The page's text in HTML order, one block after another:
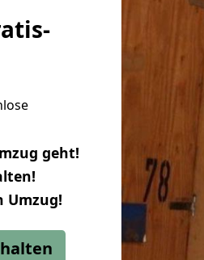
geht!
Umzug!